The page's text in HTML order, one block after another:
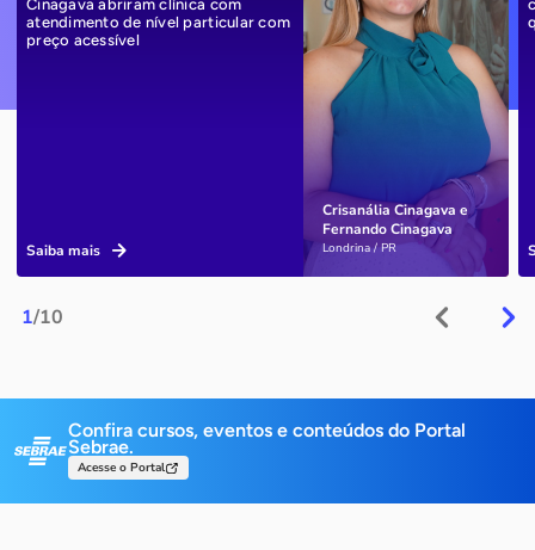
1/10
Crisanália Cinagava e
Fernando Cinagava
Londrina / PR
Cinagava abriram clínica com
atendimento de nível particular com
preço acessível
Saiba mais
Confira cursos, eventos e conteúdos do Portal
Sebrae.
Acesse o Portal